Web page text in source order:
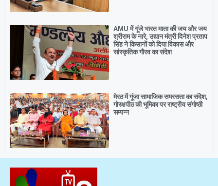
AMU में गूंजे भारत माता की जय और जय
श्रीराम के नारे, उद्यान मंत्री दिनेश प्रताप
सिंह ने किसानों को दिया विकास और
सांस्कृतिक गौरव का संदेश
मेरठ में गूंजा सामाजिक समरसता का संदेश,
गोरक्षपीठ की भूमिका पर राष्ट्रीय संगोष्ठी
सम्पन्न